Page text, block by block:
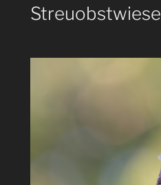
Streuobstwiese